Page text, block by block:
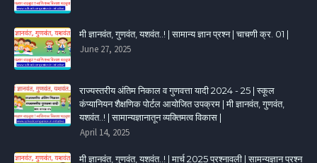
मी ज्ञानवंत, गुणवंत, यशवंत..! | सामान्य ज्ञान प्रश्न | चाचणी क्र. 01 |
June 27, 2025
राज्यस्तरीय अंतिम निकाल व गुणवत्ता यादी 2024 - 25 | स्कूल
कंप्यानियन शैक्षणिक पोर्टल आयोजित उपक्रम | मी ज्ञानवंत, गुणवंत,
यशवंत..! | सामान्यज्ञानातून व्यक्तिमत्व विकास |
April 14, 2025
मी ज्ञानवंत, गुणवंत, यशवंत..! | मार्च 2025 प्रश्नावली | सामन्यज्ञान प्रश्न